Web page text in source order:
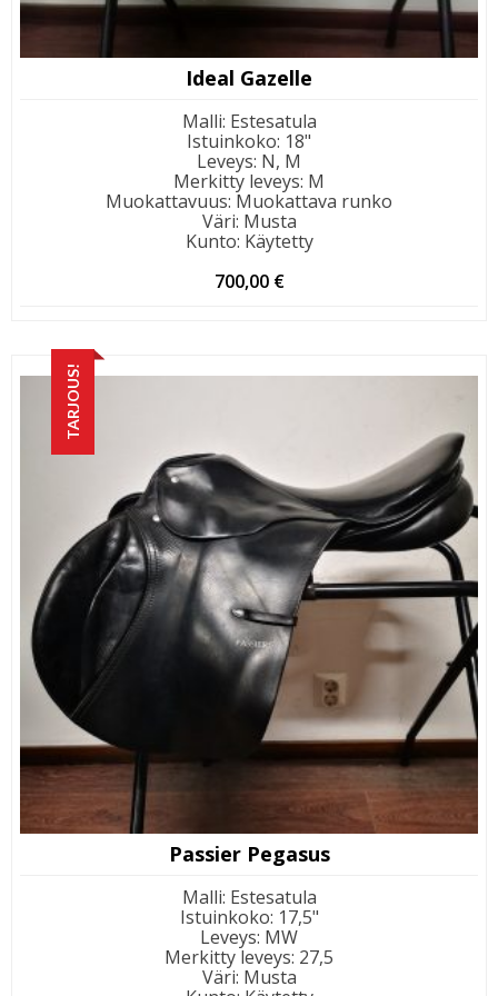
Ideal Gazelle
Malli: Estesatula
Istuinkoko: 18"
Leveys: N, M
Merkitty leveys: M
Muokattavuus: Muokattava runko
Väri: Musta
Kunto: Käytetty
700,00 €
TARJOUS!
Passier Pegasus
Malli: Estesatula
Istuinkoko: 17,5"
Leveys: MW
Merkitty leveys: 27,5
Väri: Musta